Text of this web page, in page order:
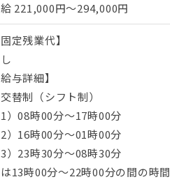
221,000円～294,000円
定残業代】
与詳細】
替制（シフト制）
）08時00分～17時00分
）16時00分～01時00分
）23時30分～08時30分
13時00分～22時00分の間の時間